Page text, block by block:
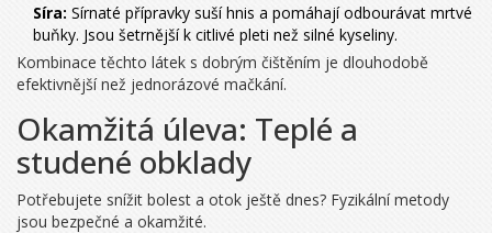
Síra: Sírnaté přípravky suší hnis a pomáhají odbourávat mrtvé
buňky. Jsou šetrnější k citlivé pleti než silné kyseliny.
Kombinace těchto látek s dobrým čištěním je dlouhodobě
efektivnější než jednorázové mačkání.
Okamžitá úleva: Teplé a
studené obklady
Potřebujete snížit bolest a otok ještě dnes? Fyzikální metody
jsou bezpečné a okamžité.